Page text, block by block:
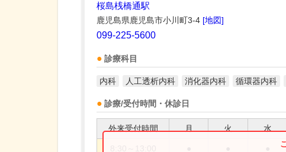
桜島桟橋通駅
鹿児島県鹿児島市小川町3-4 [地図]
099-225-5600
診療科目
内科 人工透析内科 消化器内科 循環器内科
診療/受付時間・休診日
外来受付時間 月 火 水